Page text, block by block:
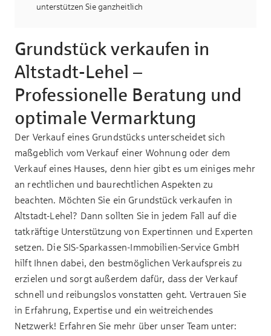
unterstützen Sie ganzheitlich
Grundstück verkaufen in
Altstadt-Lehel –
Professionelle Beratung und
optimale Vermarktung
Der Verkauf eines Grundstücks unterscheidet sich
maßgeblich vom Verkauf einer Wohnung oder dem
Verkauf eines Hauses, denn hier gibt es um einiges mehr
an rechtlichen und baurechtlichen Aspekten zu
beachten. Möchten Sie ein Grundstück verkaufen in
Altstadt-Lehel? Dann sollten Sie in jedem Fall auf die
tatkräftige Unterstützung von Expertinnen und Experten
setzen. Die SIS-Sparkassen-Immobilien-Service GmbH
hilft Ihnen dabei, den bestmöglichen Verkaufspreis zu
erzielen und sorgt außerdem dafür, dass der Verkauf
schnell und reibungslos vonstatten geht. Vertrauen Sie
in Erfahrung, Expertise und ein weitreichendes
Netzwerk! Erfahren Sie mehr über unser Team unter: